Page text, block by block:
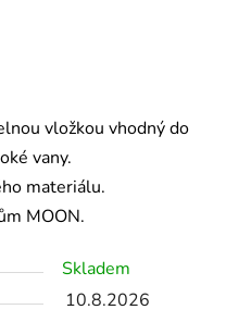
vložkou vhodný do
vany.
materiálu.
MOON.
Skladem
10.8.2026